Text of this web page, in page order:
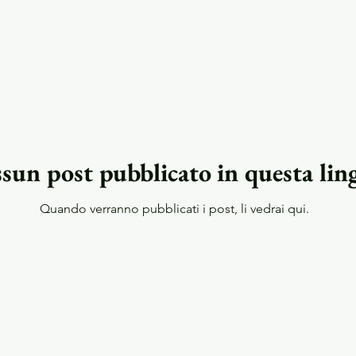
post pubblicato in questa
Quando verranno pubblicati i post, li vedrai qui.